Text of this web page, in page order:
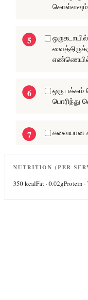
கொள்ளவும்
ஒரு பக்கம்
பொரிந்து
சுவையான
NUTRITION (PER
350kcalFat ·0.02gProtein ·